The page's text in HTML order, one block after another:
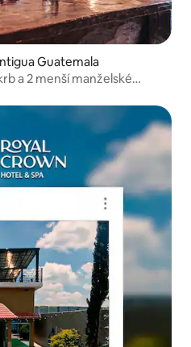
Guatemala
a 2 menší manželské